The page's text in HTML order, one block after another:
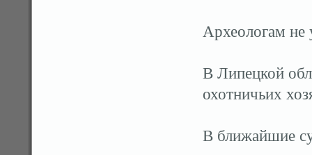
Археологам не
В Липецкой
охотничьих
В ближайшие